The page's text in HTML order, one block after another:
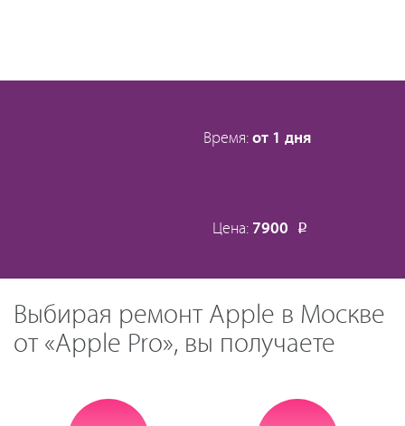
Время: от 1 дня
Цена: 7900 Р
Выбирая ремонт Apple в Москве
от «Apple Pro», вы получаете